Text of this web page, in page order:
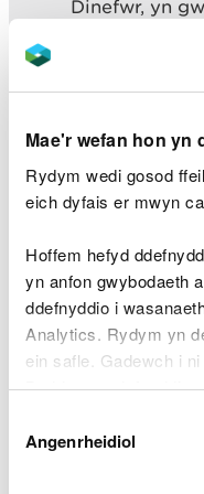
Mae'r wefan hon yn
Rydym wedi gosod
eich dyfais er mwyn
Hoffem hefyd
yn anfon gwybodaeth
ddefnyddio i
Analytics. Rydym yn
ein safle. Gadewch i
Byddwn yn defnyddio
Gellirdarllen mwy am
Caniatâd
Angenrheidiol
Dinefwr, yn
rhywogaeth
hanes
ar gyfer y
“Mae’n wych
coed sydd
o dan y
gwneud yma.”
Roedd cen Lobaria
ynn yng
Ymddiriedolaeth
yn Ninefwr, sy’n